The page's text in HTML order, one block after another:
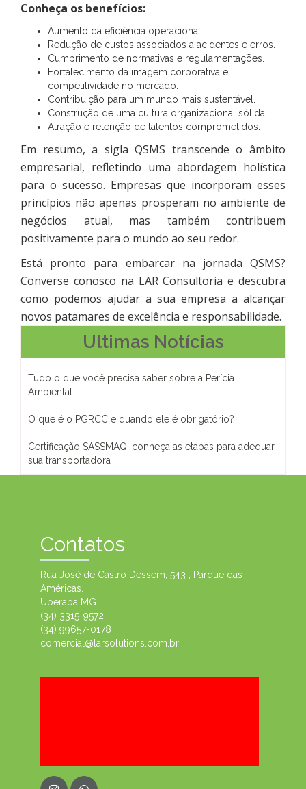
Conheça os benefícios:
Aumento da eficiência operacional.
Redução de custos associados a acidentes e erros.
Cumprimento de normativas e regulamentações.
Fortalecimento da imagem corporativa e
competitividade no mercado.
Contribuição para um mundo mais sustentável.
Construção de uma cultura organizacional sólida.
Atração e retenção de talentos comprometidos.
Em resumo, a sigla QSMS transcende o âmbito
empresarial, refletindo uma abordagem holística
para o sucesso. Empresas que incorporam esses
princípios não apenas prosperam no ambiente de
negócios atual, mas também contribuem
positivamente para o mundo ao seu redor.
Está pronto para embarcar na jornada QSMS?
Converse conosco na LAR Consultoria e descubra
como podemos ajudar a sua empresa a alcançar
novos patamares de excelência e responsabilidade.
Ultimas Notícias
Tudo o que você precisa saber sobre a Perícia
Ambiental
O que é o PGRCC e quando ele é obrigatório?
Certificação SASSMAQ: conheça as etapas para adequar
sua transportadora
Contatos
Rua José de Castro Dessem, 543 , Parque das
Américas.
Uberaba MG
(34) 3315-9572
(34) 99657-0178
comercial@larsolutions.com.br